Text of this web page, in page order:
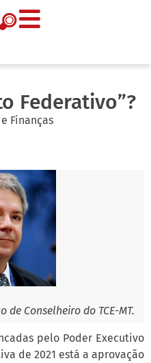
Federativo”?
Finanças
Conselheiro do TCE-MT.
pelo Poder Executivo
de 2021 está a aprovação